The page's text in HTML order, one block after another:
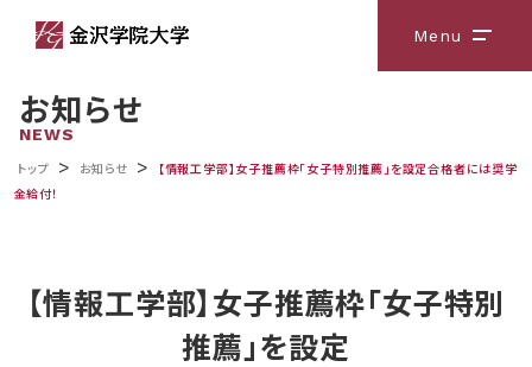
Menu メニ
お知らせ
NEWS
トップ > お知らせ >
【情報工学部】女子推薦枠「女子特別推薦」を設定合格者には奨学
金給付！
【情報工学部】女子推薦枠「女子特別
推薦」を設定